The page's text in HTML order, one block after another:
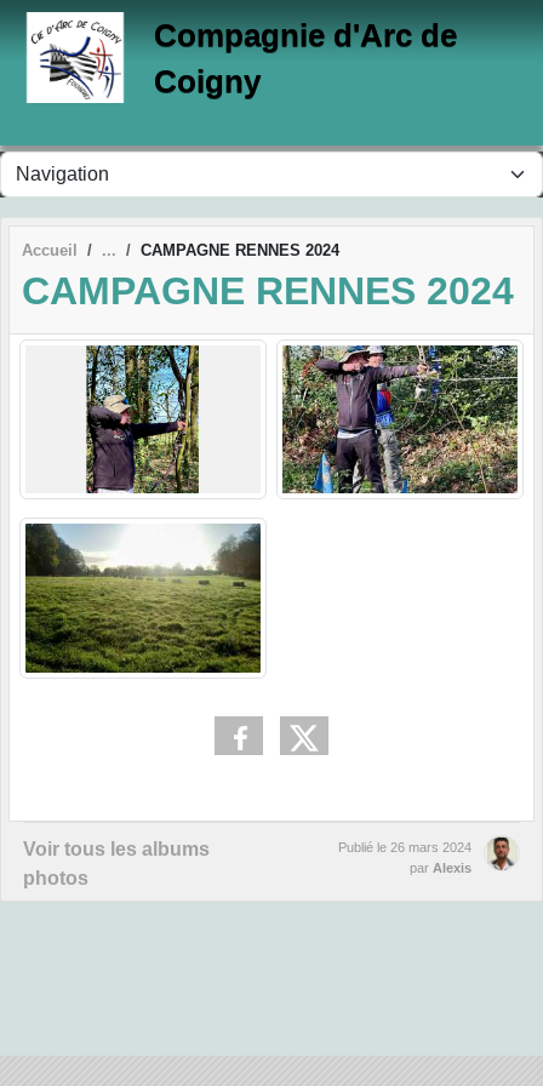
Compagnie d'Arc de
Coigny
Accueil CAMPAGNE RENNES 2024
CAMPAGNE RENNES 2024
Voir tous les albums
photos
Publié le 26 mars 2024
par Alexis
Panneau de gestion des cookies